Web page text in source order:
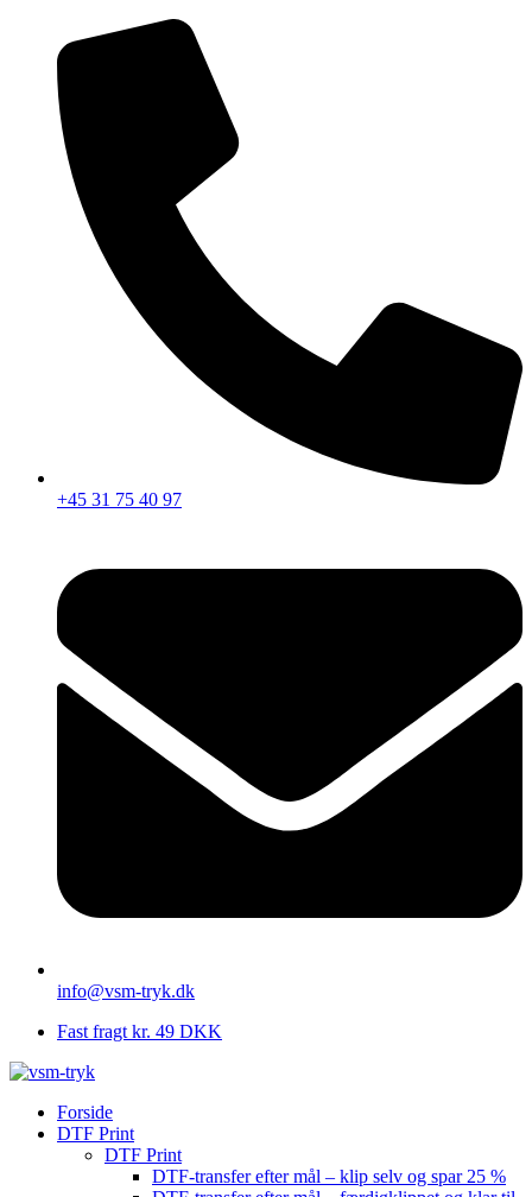
indhold
+45 31 75 40 97
info@vsm-tryk.dk
Fast fragt kr. 49 DKK
Forside
DTF Print
DTF Print
DTF-transfer efter mål – klip selv og spar 25 %